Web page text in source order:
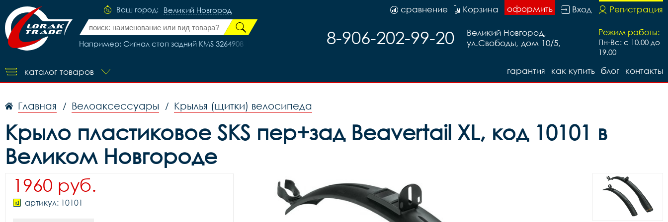
Ваш город: Великий Новгород
Например: Сигнал стоп задний KMS 3264908
Регистрация
Вход
оформить
Корзина
сравнение
Режим работы:
Пн-Вс: с 10.00 до
19.00
Великий Новгород,
ул.Свободы, дом 10/5,
8-906-202-99-20
каталог товаров контакты
блог
как купить
гарантия
Главная / Велоаксессуары / Крылья (щитки) велосипеда
Крыло пластиковое SKS пер+зад Beavertail XL, код 10101 в
Великом Новгороде
1960 руб.
артикул: 10101